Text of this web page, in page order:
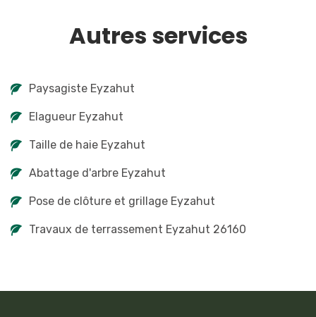
Autres services
Paysagiste Eyzahut
Elagueur Eyzahut
Taille de haie Eyzahut
Abattage d'arbre Eyzahut
Pose de clôture et grillage Eyzahut
Travaux de terrassement Eyzahut 26160